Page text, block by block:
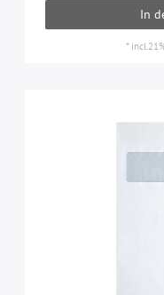
In
*